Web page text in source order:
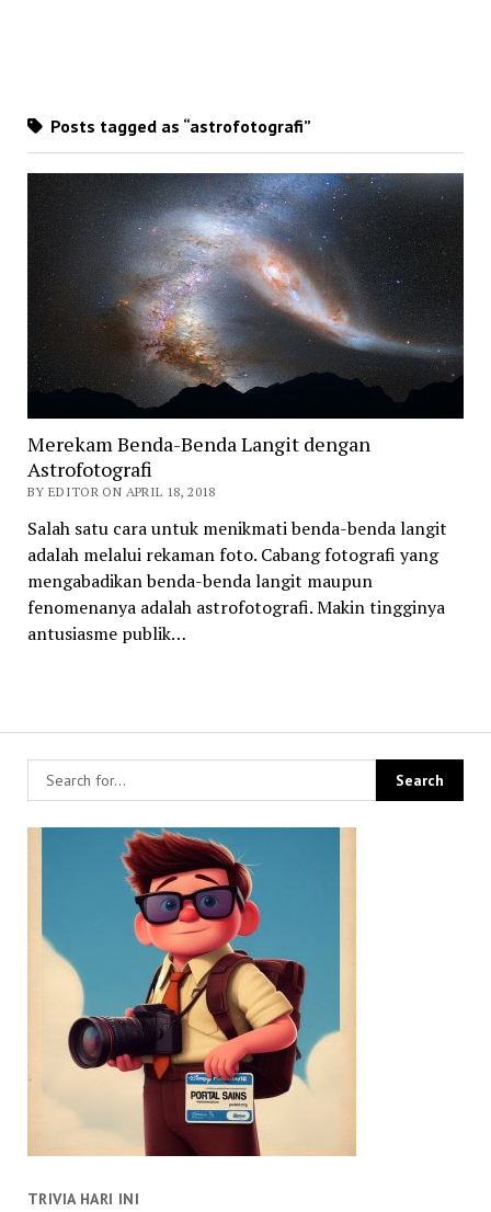
Posts tagged as “astrofotografi”
Merekam Benda-Benda Langit dengan
Astrofotografi
BY EDITOR ON APRIL 18, 2018
Salah satu cara untuk menikmati benda-benda langit
adalah melalui rekaman foto. Cabang fotografi yang
mengabadikan benda-benda langit maupun
fenomenanya adalah astrofotografi. Makin tingginya
antusiasme publik…
TRIVIA HARI INI